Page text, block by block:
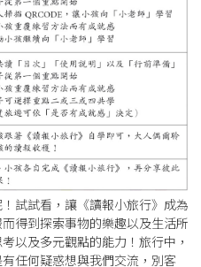
試看，讓《讀報小旅行》成為
得到探索事物的樂趣以及生活所
以及多元觀點的能力！旅行中，
任何疑惑想與我們交流，別客